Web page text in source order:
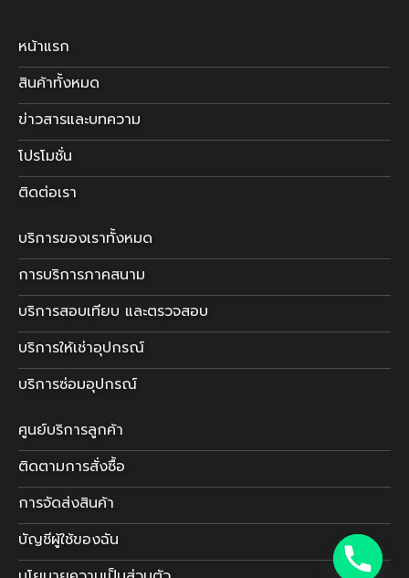
หน้าแรก
สินค้าทั้งหมด
ข่าวสารและบทความ
โปรโมชั่น
ติดต่อเรา
บริการของเราทั้งหมด
การบริการภาคสนาม
บริการสอบเทียบ และตรวจสอบ
บริการให้เช่าอุปกรณ์
บริการซ่อมอุปกรณ์
ศูนย์บริการลูกค้า
ติดตามการสั่งซื้อ
การจัดส่งสินค้า
บัญชีผู้ใช้ของฉัน